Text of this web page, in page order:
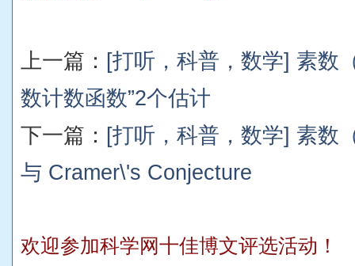
上一篇： [打听，科普，数学] 素数
数计数函数”2个估计
下一篇： [打听，科普，数学] 素数
与 Cramer\'s Conjecture
欢迎参加科学网十佳博文评选活动！